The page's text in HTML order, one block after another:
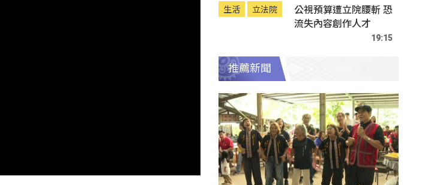
生活 立法院
公視預算遭立院腰斬 恐
流失內容創作人才
19:15
推薦新聞